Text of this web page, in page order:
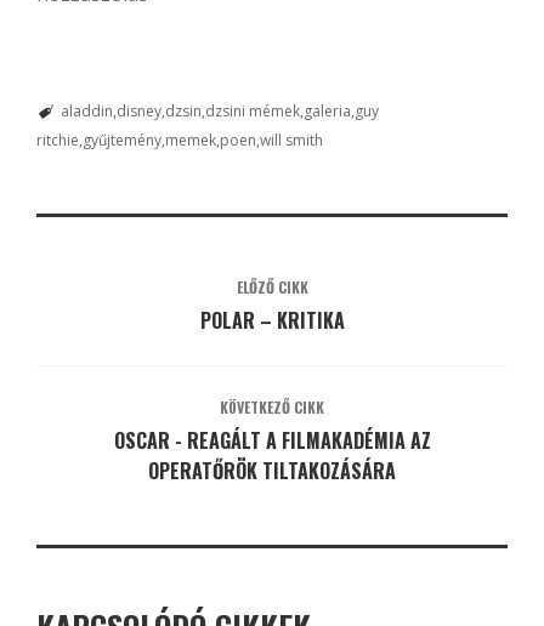
aladdin disney dzsin dzsini mémek galeria guy
ritchie gyűjtemény memek poen will smith
ELŐZŐ CIKK
POLAR – KRITIKA
KÖVETKEZŐ CIKK
OSCAR - REAGÁLT A FILMAKADÉMIA AZ
OPERATŐRÖK TILTAKOZÁSÁRA